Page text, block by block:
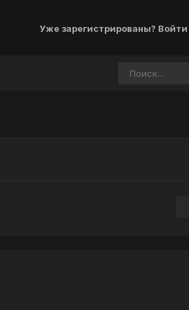
Уже зарегистрированы? Войти